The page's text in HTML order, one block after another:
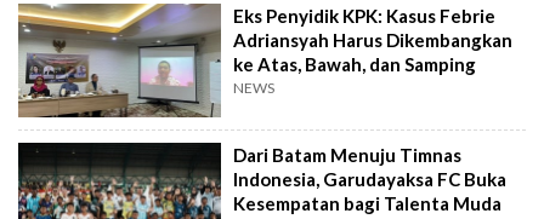
Eks Penyidik KPK: Kasus Febrie
Adriansyah Harus Dikembangkan
ke Atas, Bawah, dan Samping
NEWS
Dari Batam Menuju Timnas
Indonesia, Garudayaksa FC Buka
Kesempatan bagi Talenta Muda